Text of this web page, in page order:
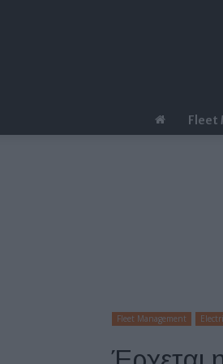
Fleet
Fleet Management